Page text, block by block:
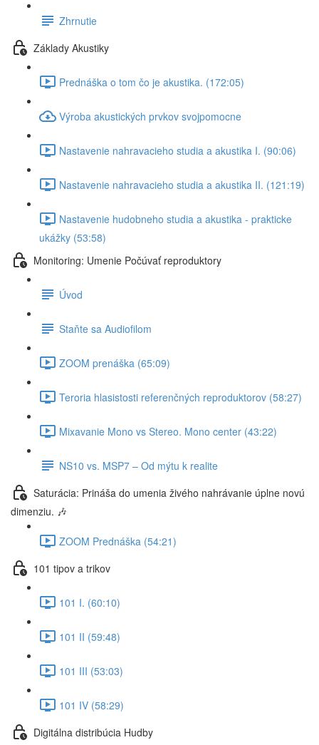
Zhrnutie
Základy Akustiky
Prednáška o tom čo je akustika. (172:05)
Výroba akustických prvkov svojpomocne
Nastavenie nahravacieho studia a akustika I. (90:06)
Nastavenie nahravacieho studia a akustika II. (121:19)
Nastavenie hudobneho studia a akustika - prakticke
ukážky (53:58)
Monitoring: Umenie Počúvať reproduktory
Úvod
Staňte sa Audiofilom
ZOOM prenáška (65:09)
Teroria hlasistosti referenčných reproduktorov (58:27)
Mixavanie Mono vs Stereo. Mono center (43:22)
NS10 vs. MSP7 – Od mýtu k realite
Saturácia: Prináša do umenia živého nahrávanie úplne novú
dimenziu. 🎶
ZOOM Prednáška (54:21)
101 tipov a trikov
101 I. (60:10)
101 II (59:48)
101 III (53:03)
101 IV (58:29)
Digitálna distribúcia Hudby